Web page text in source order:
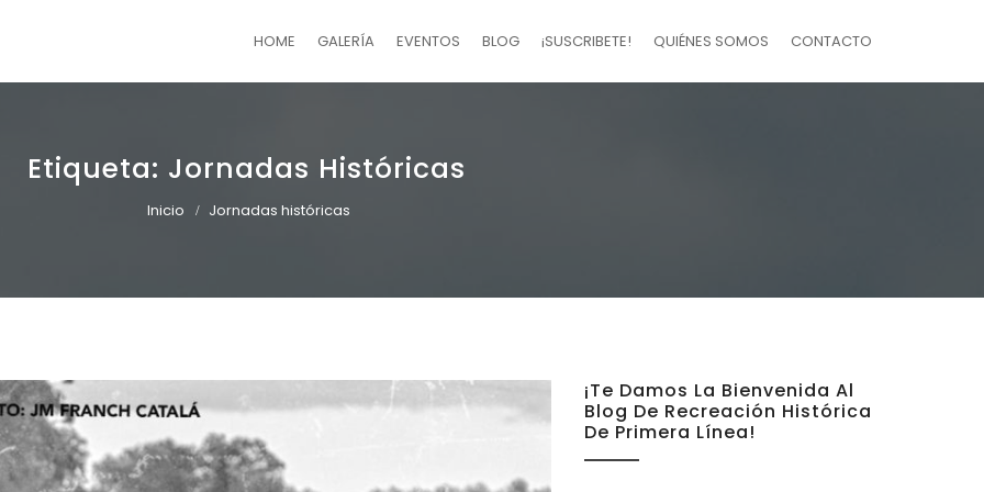
HOME GALERÍA EVENTOS BLOG ¡SUSCRIBETE! QUIÉNES SOMOS CONTACTO
Etiqueta: Jornadas Históricas
Inicio Jornadas históricas
¡Te Damos La Bienvenida Al
Blog De Recreación Histórica
De Primera Línea!